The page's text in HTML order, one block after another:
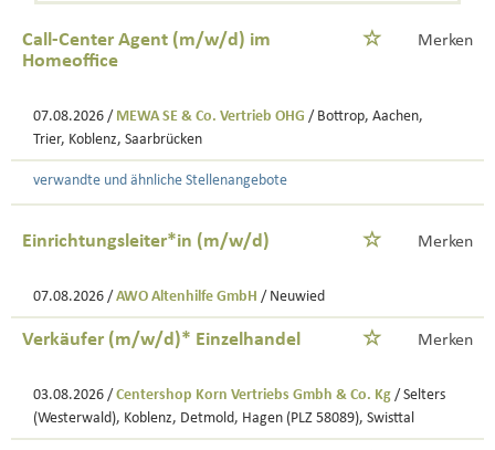
Call-Center Agent (m/w/d) im
Homeoffice
Merken
07.08.2026 / MEWA SE & Co. Vertrieb OHG / Bottrop, Aachen,
Trier, Koblenz, Saarbrücken
verwandte und ähnliche Stellenangebote
Einrichtungsleiter*in (m/w/d) Merken
07.08.2026 / AWO Altenhilfe GmbH / Neuwied
Verkäufer (m/w/d)* Einzelhandel Merken
03.08.2026 / Centershop Korn Vertriebs Gmbh & Co. Kg / Selters
(Westerwald), Koblenz, Detmold, Hagen (PLZ 58089), Swisttal